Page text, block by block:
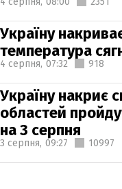
Україну
температура
4 серпня, 07:32 918
Україну накриє
областей
на 3 серпня
3 серпня, 09:27 10997